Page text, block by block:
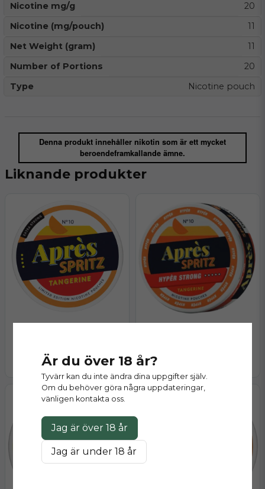
Nicotine mg/g
20
Nicotine (mg/pouch)
11
Net Weight (gram)
11
Number of Portions
20
Type
Nicotine pouch
Denna produkt innehåller nikotin som är ett mycket
beroendeframkallande ämne.
Liknande produkter
APRES
Slut på lager
APRES
Är du över 18 år?
Tyvärr kan du inte ändra dina uppgifter själv.
Om du behöver göra några uppdateringar,
vänligen kontakta oss.
Jag är över 18 år
Jag är under 18 år